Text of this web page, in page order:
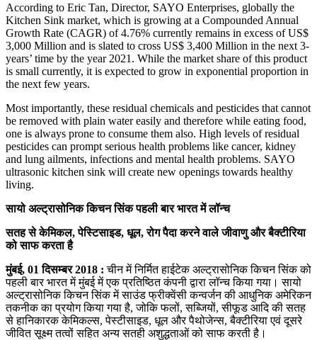
According to Eric Tan, Director, SAYO Enterprises, globally the
Kitchen Sink market, which is growing at a Compounded Annual
Growth Rate (CAGR) of 4.76% currently remains in excess of US$
3,000 Million and is slated to cross US$ 3,400 Million in the next 3-
years’ time by the year 2021. While the market share of this product
is small currently, it is expected to grow in exponential proportion in
the next few years.
Most importantly, these residual chemicals and pesticides that cannot
be removed with plain water easily and therefore while eating food,
one is always prone to consume them also. High levels of residual
pesticides can prompt serious health problems like cancer, kidney
and lung ailments, infections and mental health problems. SAYO
ultrasonic kitchen sink will create new openings towards healthy
living.
सायो अल्ट्रासोनिक किचन सिंक पहली बार भारत में लॉन्च
सतह से केमिकल, पेस्टिसाइड, धूल, रोग पैदा करने वाले जीवाणु और बैक्टीरिया
को साफ करता है
मुंबई, 01दिसम्बर 2018 : चीन में निर्मित हाईटेक अल्ट्रासोनिक किचन सिंक को
पहली बार भारत में मुंबई में एक प्रतिष्ठित कंपनी द्वारा लॉन्‍च किया गया। सायो
अल्ट्रासोनिक किचन सिंक में साउंड फ्रीक्‍वेंसी कन्‍वर्जन की आधुनिक अमेरिकन
तकनीक का प्रयोग किया गया है, जोकि फलों, सब्जियों, सीफूड आदि की सतह
से हानिकारक केमिकल्‍स, पेस्‍टीसाइड, धूल और पैथोजेन्‍स, बैक्‍टीरिया एवं दूसरे
जीवित सूक्ष्‍म तत्‍वों सहित अन्‍य सतही अशुद्धताओं को साफ करती है।